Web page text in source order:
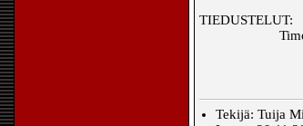
TIEDUSTELUT:
Timo
Tekijä: Tuija